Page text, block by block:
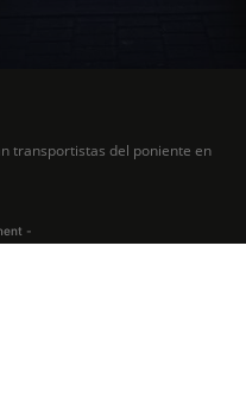
transportistas del poniente en
-